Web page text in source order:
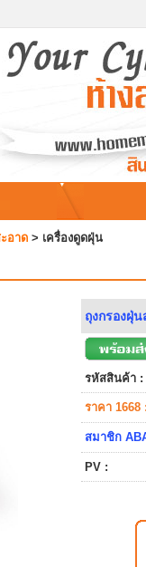
อาด > เครื่องดูดฝุ่น
ถุงกรองฝุ่
รหัสสินค้า :
ราคา 1668
สมาชิก
PV :